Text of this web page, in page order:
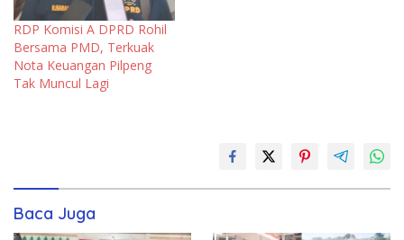
RDP Komisi A DPRD Rohil
Bersama PMD, Terkuak
Nota Keuangan Pilpeng
Tak Muncul Lagi
Baca Juga